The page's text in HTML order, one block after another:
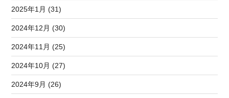
2025年1月 (31)
2024年12月 (30)
2024年11月 (25)
2024年10月 (27)
2024年9月 (26)